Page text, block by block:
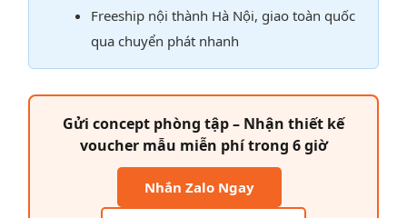
Freeship nội thành Hà Nội, giao toàn quốc
qua chuyển phát nhanh
Gửi concept phòng tập – Nhận thiết kế
voucher mẫu miễn phí trong 6 giờ
Nhắn Zalo Ngay